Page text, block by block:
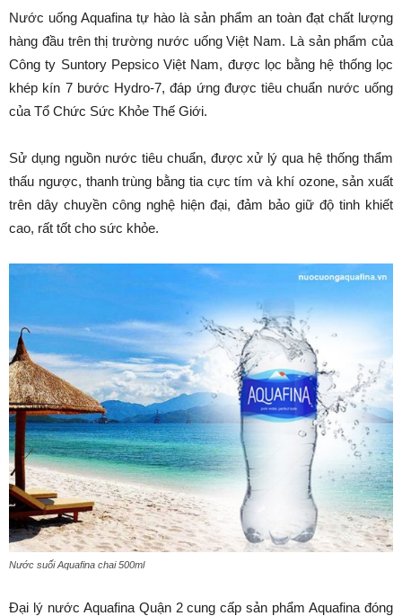
Nước uống Aquafina tự hào là sản phẩm an toàn đạt chất lượng
hàng đầu trên thị trường nước uống Việt Nam. Là sản phẩm của
Công ty Suntory Pepsico Việt Nam, được lọc bằng hệ thống lọc
khép kín 7 bước Hydro-7, đáp ứng được tiêu chuẩn nước uống
của Tổ Chức Sức Khỏe Thế Giới.
Sử dụng nguồn nước tiêu chuẩn, được xử lý qua hệ thống thẩm
thấu ngược, thanh trùng bằng tia cực tím và khí ozone, sản xuất
trên dây chuyền công nghệ hiện đại, đảm bảo giữ độ tinh khiết
cao, rất tốt cho sức khỏe.
Nước suối Aquafina chai 500ml
Đại lý nước Aquafina Quận 2 cung cấp sản phẩm Aquafina đóng